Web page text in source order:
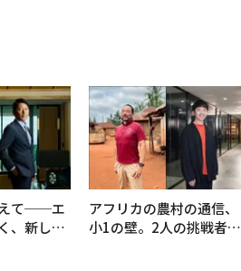
えて──エ
、新しい
アフリカの農村の通信、
小1の壁。2人の挑戦者が